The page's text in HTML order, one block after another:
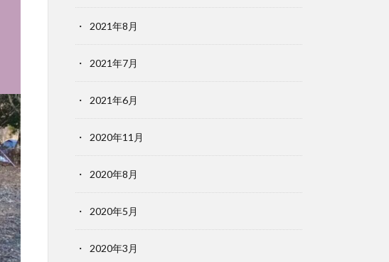
2021年8月
2021年7月
2021年6月
2020年11月
2020年8月
2020年5月
2020年3月